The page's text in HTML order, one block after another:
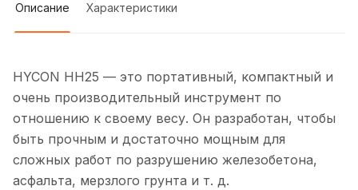
Описание Характеристики
HYCON HH25 — это портативный, компактный и
очень производительный инструмент по
отношению к своему весу. Он разработан, чтобы
быть прочным и достаточно мощным для
сложных работ по разрушению железобетона,
асфальта, мерзлого грунта и т. д.